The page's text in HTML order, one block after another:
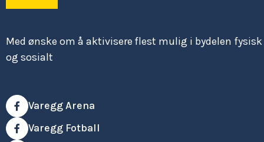
Med ønske om å aktivisere flest mulig i bydelen fysisk
og sosialt
 Varegg Arena
 Varegg Fotball